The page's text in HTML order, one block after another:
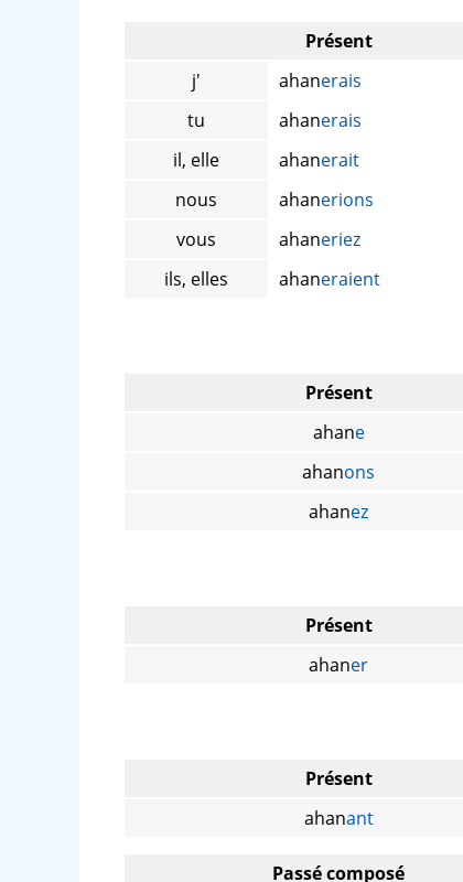
Présent
j'
ahanerais
tu
ahanerais
il, elle
ahanerait
nous
ahanerions
vous
ahaneriez
ils, elles
ahaneraient
Présent
ahane
ahanons
ahanez
Présent
ahaner
Présent
ahanant
Passé composé